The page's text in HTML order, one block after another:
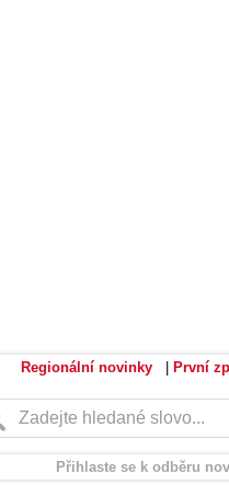
Regionální novinky První
Přihlaste se k odběru